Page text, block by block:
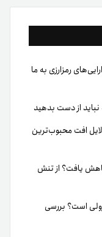
رمزارزی به ما
افت محبوب‌ترین
گذشته کاهش یافت؟ از تنش
است؟ بررسی